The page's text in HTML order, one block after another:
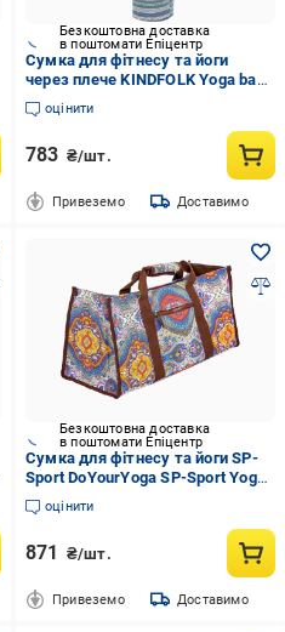
Безкоштовна доставка
в поштомати Епіцентр
Сумка для фітнесу та йоги
через плече KINDFOLK Yoga bag
SP-Sport FI-8364-3 Сірий/Синій
(NA004385)
оцінити
783 ₴/шт.
Привеземо Доставимо
Безкоштовна доставка
в поштомати Епіцентр
Сумка для фітнесу та йоги SP-
Sport DoYourYoga SP-Sport Yoga
bag FI-6971-1 Сірий/
Помаранчевий (NA004380)
оцінити
871 ₴/шт.
Привеземо Доставимо